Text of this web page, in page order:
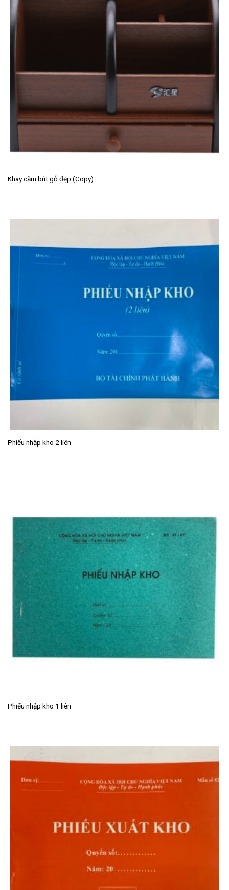
Khay cắm bút gỗ đẹp (Copy)
Phiếu nhập kho 2 liên
Phiếu nhập kho 1 liên